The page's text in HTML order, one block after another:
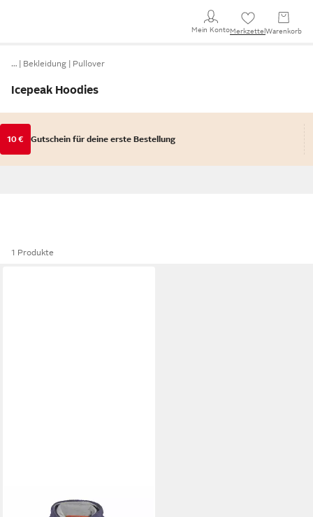
Mein KontoMerkzettel Warenkorb
… Bekleidung Pullover
Icepeak Hoodies
10 € Gutschein für deine erste Bestellung
1 Produkte